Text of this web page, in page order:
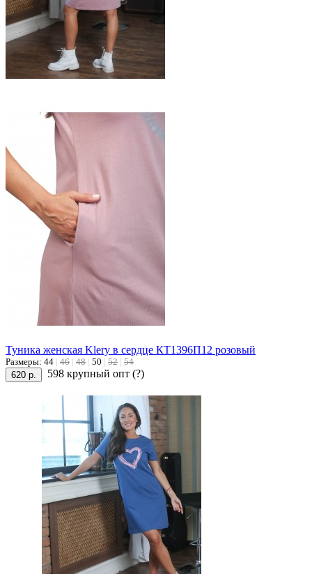
Туника женская Klery в сердце КТ1396П12 розовый
Размеры: 44 | 46 | 48 | 50 | 52 | 54
620 р.
598 крупный опт (?)